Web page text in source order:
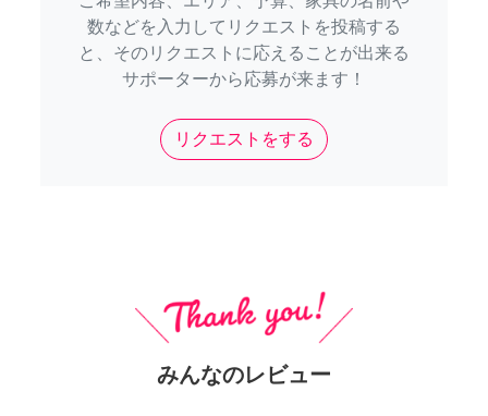
数などを入力してリクエストを投稿する
と、そのリクエストに応えることが出来る
サポーターから応募が来ます！
リクエストをする
みんなのレビュー